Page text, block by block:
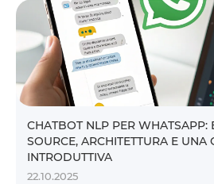
CHATBOT NLP PER WHATSAPP:
SOURCE, ARCHITETTURA E UNA
INTRODUTTIVA
22.10.2025